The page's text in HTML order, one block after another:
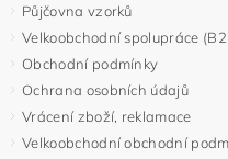
Půjčovna vzorků
Velkoobchodní spolupráce
Obchodní podmínky
Ochrana osobních údajů
Vrácení zboží, reklamace
Velkoobchodní obchodní